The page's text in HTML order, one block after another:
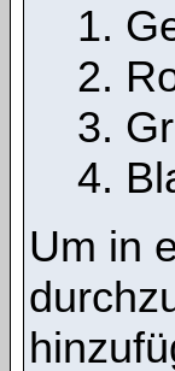
Um in